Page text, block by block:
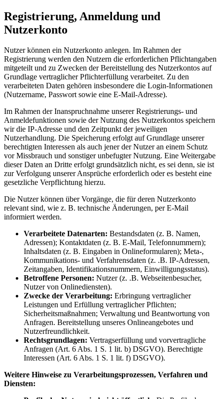
Registrierung, Anmeldung und
Nutzerkonto
Nutzer können ein Nutzerkonto anlegen. Im Rahmen der
Registrierung werden den Nutzern die erforderlichen Pflichtangaben
mitgeteilt und zu Zwecken der Bereitstellung des Nutzerkontos auf
Grundlage vertraglicher Pflichterfüllung verarbeitet. Zu den
verarbeiteten Daten gehören insbesondere die Login-Informationen
(Nutzername, Passwort sowie eine E-Mail-Adresse).
Im Rahmen der Inanspruchnahme unserer Registrierungs- und
Anmeldefunktionen sowie der Nutzung des Nutzerkontos speichern
wir die IP-Adresse und den Zeitpunkt der jeweiligen
Nutzerhandlung. Die Speicherung erfolgt auf Grundlage unserer
berechtigten Interessen als auch jener der Nutzer an einem Schutz
vor Missbrauch und sonstiger unbefugter Nutzung. Eine Weitergabe
dieser Daten an Dritte erfolgt grundsätzlich nicht, es sei denn, sie ist
zur Verfolgung unserer Ansprüche erforderlich oder es besteht eine
gesetzliche Verpflichtung hierzu.
Die Nutzer können über Vorgänge, die für deren Nutzerkonto
relevant sind, wie z. B. technische Änderungen, per E-Mail
informiert werden.
Verarbeitete Datenarten: Bestandsdaten (z. B. Namen,
Adressen); Kontaktdaten (z. B. E-Mail, Telefonnummern);
Inhaltsdaten (z. B. Eingaben in Onlineformularen); Meta-,
Kommunikations- und Verfahrensdaten (z. .B. IP-Adressen,
Zeitangaben, Identifikationsnummern, Einwilligungsstatus).
Betroffene Personen: Nutzer (z. .B. Webseitenbesucher,
Nutzer von Onlinediensten).
Zwecke der Verarbeitung: Erbringung vertraglicher
Leistungen und Erfüllung vertraglicher Pflichten;
Sicherheitsmaßnahmen; Verwaltung und Beantwortung von
Anfragen. Bereitstellung unseres Onlineangebotes und
Nutzerfreundlichkeit.
Rechtsgrundlagen: Vertragserfüllung und vorvertragliche
Anfragen (Art. 6 Abs. 1 S. 1 lit. b) DSGVO). Berechtigte
Interessen (Art. 6 Abs. 1 S. 1 lit. f) DSGVO).
Weitere Hinweise zu Verarbeitungsprozessen, Verfahren und
Diensten: